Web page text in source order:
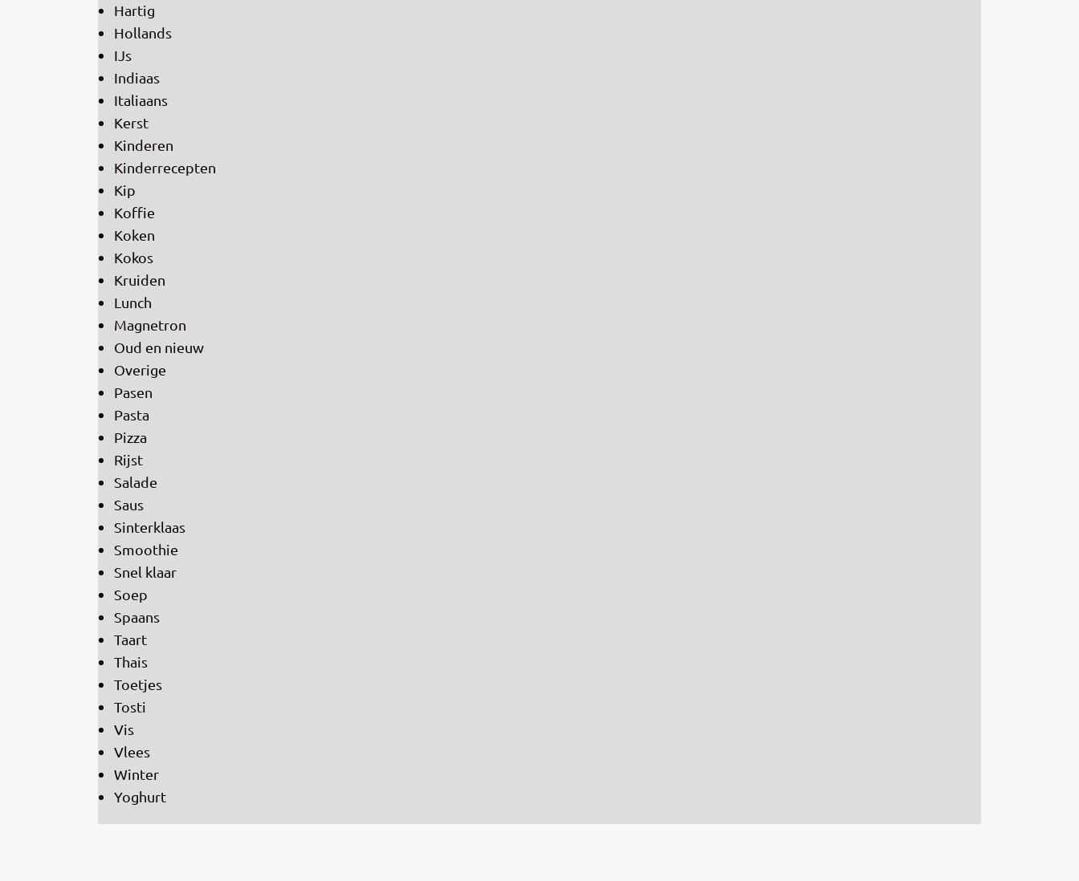
Hartig
Hollands
IJs
Indiaas
Italiaans
Kerst
Kinderen
Kinderrecepten
Kip
Koffie
Koken
Kokos
Kruiden
Lunch
Magnetron
Oud en nieuw
Overige
Pasen
Pasta
Pizza
Rijst
Salade
Saus
Sinterklaas
Smoothie
Snel klaar
Soep
Spaans
Taart
Thais
Toetjes
Tosti
Vis
Vlees
Winter
Yoghurt